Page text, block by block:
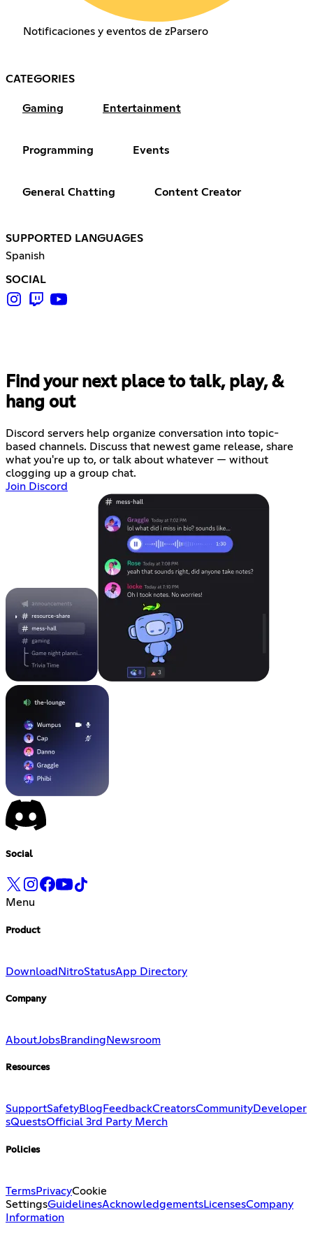
Notificaciones y eventos de zParsero
CATEGORIES
Gaming Entertainment
Programming Events
General Chatting Content Creator
SUPPORTED LANGUAGES
Spanish
SOCIAL
Find your next place to talk, play, &
hang out
Discord servers help organize conversation into topic-
based channels. Discuss that newest game release, share
what you're up to, or talk about whatever — without
clogging up a group chat.
Join Discord
Social
Menu
Product
Download NitroStatusApp Directory
Company
AboutJobsBranding Newsroom
Resources
SupportSafetyBlog FeedbackCreatorsCommunityDeveloper
sQuestsOfficial 3rd Party Merch
Policies
TermsPrivacyCookie
SettingsGuidelinesAcknowledgementsLicensesCompany
Information